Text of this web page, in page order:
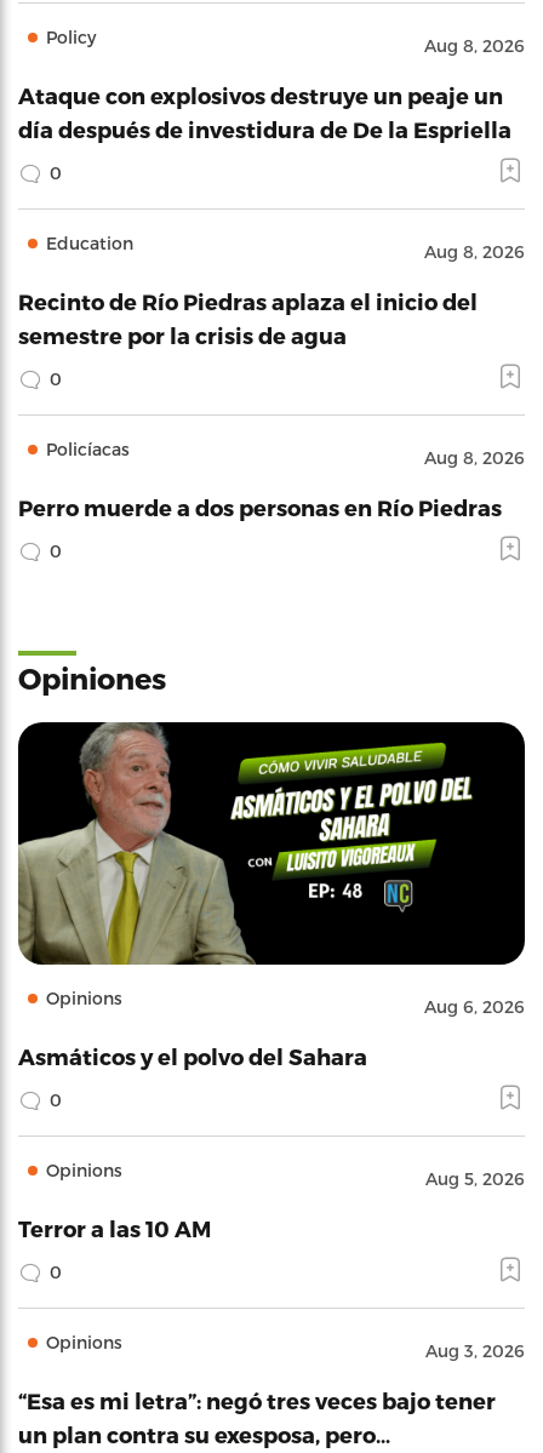
Policy Aug 8, 2026
Ataque con explosivos destruye un peaje un
día después de investidura de De la Espriella
0
Education Aug 8, 2026
Recinto de Río Piedras aplaza el inicio del
semestre por la crisis de agua
0
Policíacas Aug 8, 2026
Perro muerde a dos personas en Río Piedras
0
Opiniones
Opinions Aug 6, 2026
Asmáticos y el polvo del Sahara
0
Opinions Aug 5, 2026
Terror a las 10 AM
0
Opinions Aug 3, 2026
“Esa es mi letra”: negó tres veces bajo tener
un plan contra su exesposa, pero…